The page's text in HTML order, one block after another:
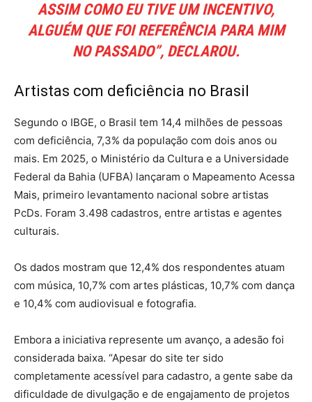
ASSIM COMO EU TIVE UM INCENTIVO,
ALGUÉM QUE FOI REFERÊNCIA PARA MIM
NO PASSADO”, DECLAROU.
Artistas com deficiência no Brasil
Segundo o IBGE, o Brasil tem 14,4 milhões de pessoas
com deficiência, 7,3% da população com dois anos ou
mais. Em 2025, o Ministério da Cultura e a Universidade
Federal da Bahia (UFBA) lançaram o Mapeamento Acessa
Mais, primeiro levantamento nacional sobre artistas
PcDs. Foram 3.498 cadastros, entre artistas e agentes
culturais.
Os dados mostram que 12,4% dos respondentes atuam
com música, 10,7% com artes plásticas, 10,7% com dança
e 10,4% com audiovisual e fotografia.
Embora a iniciativa represente um avanço, a adesão foi
considerada baixa. “Apesar do site ter sido
completamente acessível para cadastro, a gente sabe da
dificuldade de divulgação e de engajamento de projetos